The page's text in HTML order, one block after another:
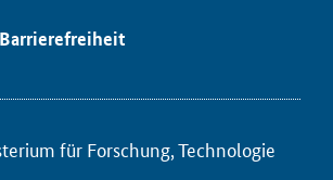
für ­For­schung, Tech­no­lo­gie